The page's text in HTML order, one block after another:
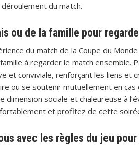
du match.
ou de la famille pour
du match de la Coupe du
à regarder le match
et conviviale, renforçant les liens et
ou se soutenir mutuellement en
dimension sociale et chaleureuse à
et profitez de cette
avec les règles du jeu